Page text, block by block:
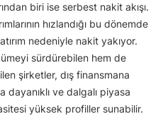
biri ise serbest nakit akışı.
hızlandığı bu dönemde
nedeniyle nakit yakıyor.
sürdürebilen hem de
şirketler, dış finansmana
dayanıklı ve dalgalı piyasa
yüksek profiller sunabilir.